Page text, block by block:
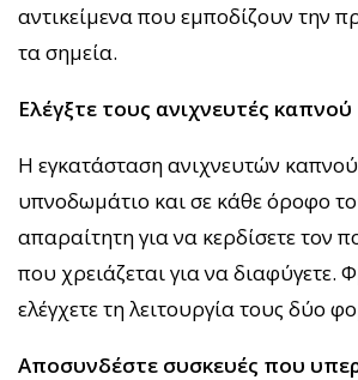
αντικείμενα που εμποδίζουν την
τα σημεία.
Ελέγξτε τους ανιχνευτές καπνού
Η εγκατάσταση ανιχνευτών
υπνοδωμάτιο και σε κάθε όροφο
απαραίτητη για να κερδίσετε τον
που χρειάζεται για να διαφύγετε.
ελέγχετε τη λειτουργία τους δύο
Αποσυνδέστε συσκευές που